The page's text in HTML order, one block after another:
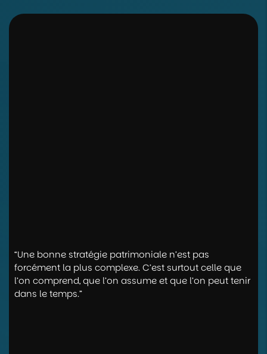
“Une bonne stratégie patrimoniale n’est pas
forcément la plus complexe. C’est surtout celle que
l’on comprend, que l’on assume et que l’on peut tenir
dans le temps.”